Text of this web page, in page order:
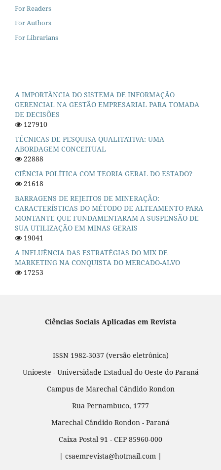
For Readers
For Authors
For Librarians
A IMPORTÂNCIA DO SISTEMA DE INFORMAÇÃO
GERENCIAL NA GESTÃO EMPRESARIAL PARA TOMADA
DE DECISÕES
127910
TÉCNICAS DE PESQUISA QUALITATIVA: UMA
ABORDAGEM CONCEITUAL
22888
CIÊNCIA POLÍTICA COM TEORIA GERAL DO ESTADO?
21618
BARRAGENS DE REJEITOS DE MINERAÇÃO:
CARACTERÍSTICAS DO MÉTODO DE ALTEAMENTO PARA
MONTANTE QUE FUNDAMENTARAM A SUSPENSÃO DE
SUA UTILIZAÇÃO EM MINAS GERAIS
19041
A INFLUÊNCIA DAS ESTRATÉGIAS DO MIX DE
MARKETING NA CONQUISTA DO MERCADO-ALVO
17253
Ciências Sociais Aplicadas em Revista
ISSN 1982-3037 (versão eletrônica)
Unioeste - Universidade Estadual do Oeste do Paraná
Campus de Marechal Cândido Rondon
Rua Pernambuco, 1777
Marechal Cândido Rondon - Paraná
Caixa Postal 91 - CEP 85960-000
| csaemrevista@hotmail.com |